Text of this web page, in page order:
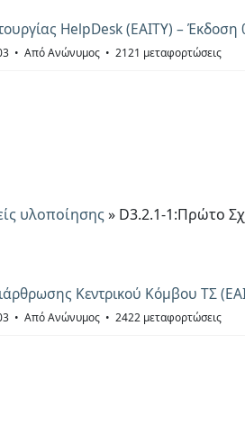
HelpDesk (EAITY) – Έκδοση
ΑπόΑνώνυμος 2121 μεταφορτώσεις
υλοποίησης» D3.2.1-1:Πρώτο
Κεντρικού Κόμβου ΤΣ
ΑπόΑνώνυμος 2422 μεταφορτώσεις